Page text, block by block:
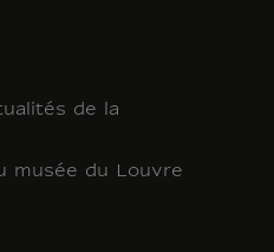
de la
musée du Louvre